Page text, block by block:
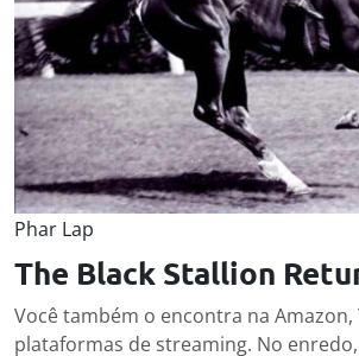
Phar Lap
The Black Stallion
Você também o encontra na
plataformas de streaming. No